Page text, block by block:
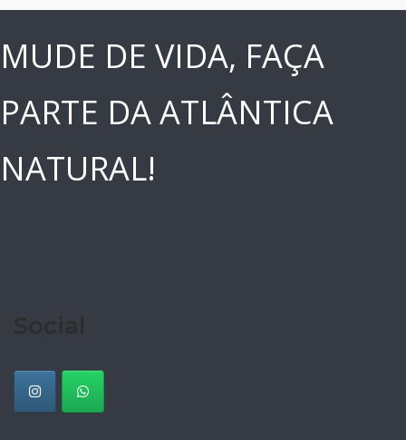
MUDE DE VIDA, FAÇA
PARTE DA ATLÂNTICA
NATURAL!